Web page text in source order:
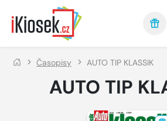
Přejít na hlavní obsah
Časopisy AUTO TIP KLASSIK
AUTO TIP